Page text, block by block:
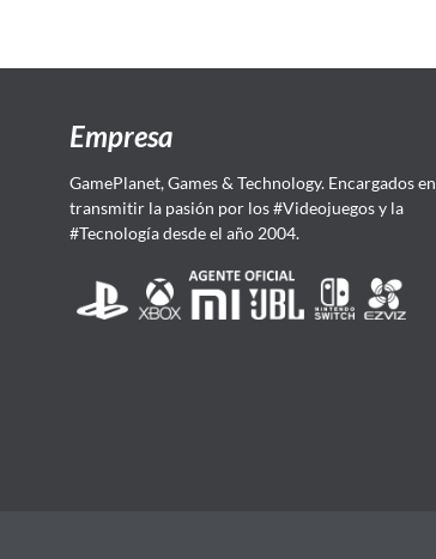
Empresa
GamePlanet, Games & Technology. Encargados en
transmitir la pasión por los #Videojuegos y la
#Tecnología desde el año 2004.